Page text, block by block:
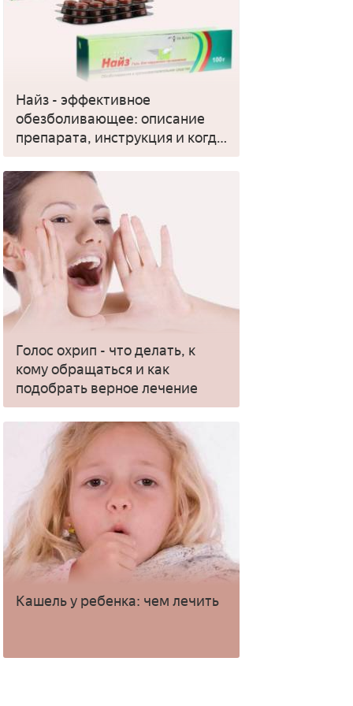
Найз - эффективное
обезболивающее: описание
препарата, инструкция и когда
применять
Голос охрип - что делать, к
кому обращаться и как
подобрать верное лечение
Кашель у ребенка: чем лечить